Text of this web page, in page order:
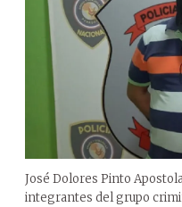
José Dolores Pinto
integrantes del grupo